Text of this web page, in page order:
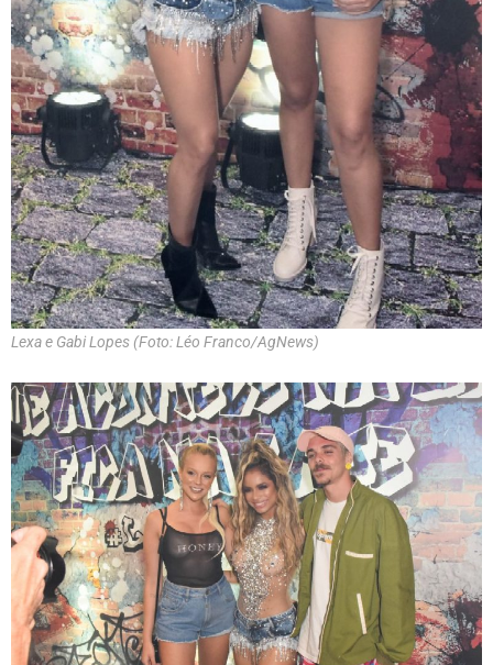
Lexa e Gabi Lopes (Foto: Léo Franco/AgNews)